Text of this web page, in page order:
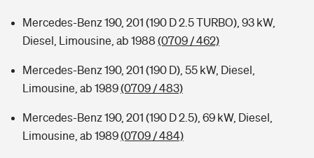
Mercedes-Benz 190, 201 (190 D 2.5 TURBO), 93 kW,
Diesel, Limousine, ab 1988 (0709 / 462)
Mercedes-Benz 190, 201 (190 D), 55 kW, Diesel,
Limousine, ab 1989(0709 / 483)
Mercedes-Benz 190, 201 (190 D 2.5), 69 kW, Diesel,
Limousine, ab 1989(0709 / 484)